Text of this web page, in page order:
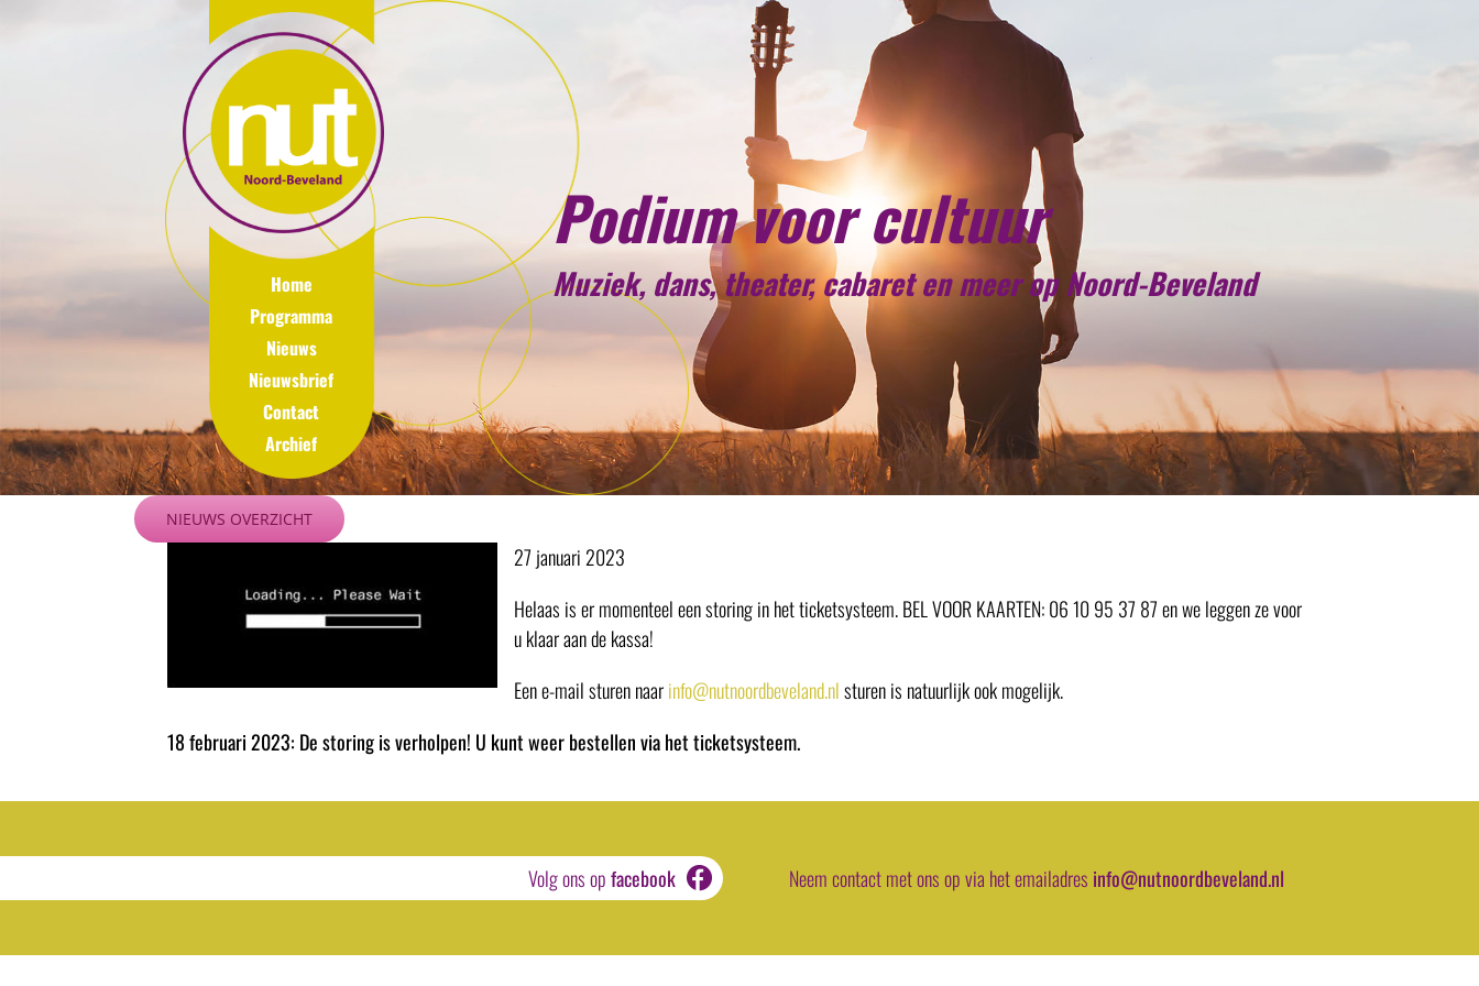
Home
Programma
Nieuws
Nieuwsbrief
Contact
Archief
Podium voor cultuur
Muziek, dans, theater, cabaret en meer op Noord-Beveland
NIEUWS OVERZICHT
27 januari 2023
Helaas is er momenteel een storing in het ticketsysteem. BEL VOOR KAARTEN: 06 10 95 37 87 en we leggen ze voor
u klaar aan de kassa!
Een e-mail sturen naarinfo@nutnoordbeveland.nlsturen is natuurlijk ook mogelijk.
18 februari 2023: De storing is verholpen! U kunt weer bestellen via het ticketsysteem.
Volg ons opfacebook Neem contact met ons op via het emailadres info@nutnoordbeveland.nl